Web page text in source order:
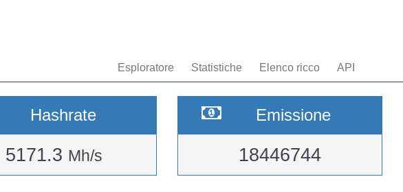
Esploratore Statistiche Elenco ricco API
Hashrate
5171.3 Mh/s
Emissione
18446744